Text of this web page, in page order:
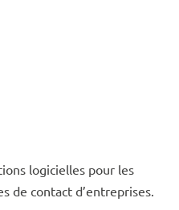
logicielles pour les
de contact d’entreprises.